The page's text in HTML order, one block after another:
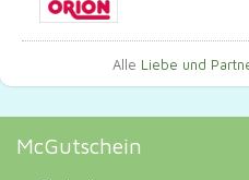
Alle Liebe und
McGutschein